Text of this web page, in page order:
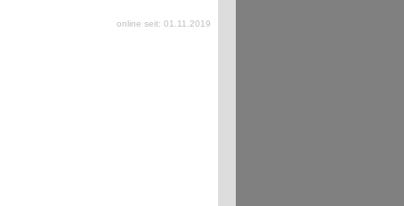
online seit: 01.11.2019